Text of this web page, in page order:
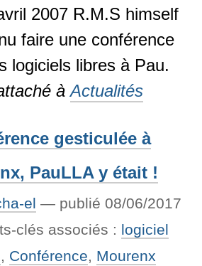
2007 R.M.S himself
faire une conférence
logiciels libres à Pau.
à Actualités
gesticulée à
PauLLA y était !
el — publié 08/06/2017
clés associés : logiciel
, Conférence, Mourenx